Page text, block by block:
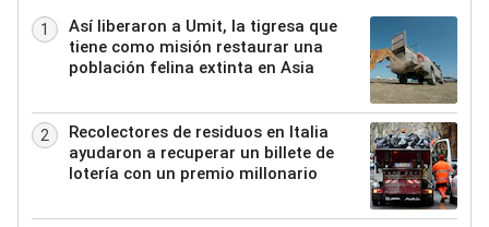
1
Así liberaron a Umit, la tigresa que
tiene como misión restaurar una
población felina extinta en Asia
2
Recolectores de residuos en Italia
ayudaron a recuperar un billete de
lotería con un premio millonario